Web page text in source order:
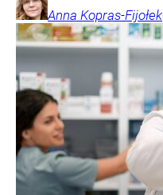
Anna Kopras-Fijołek